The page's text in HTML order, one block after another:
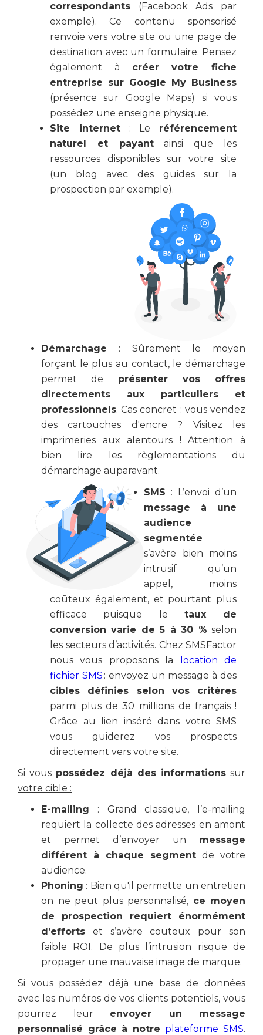
correspondants (Facebook Ads par
exemple). Ce contenu sponsorisé
renvoie vers votre site ou une page de
destination avec un formulaire. Pensez
également à créer votre fiche
entreprise sur Google My Business
(présence sur Google Maps) si vous
possédez une enseigne physique.
Site internet: Le référencement
naturel et payantainsi que les
ressources disponibles sur votre site
(un blog avec des guides sur la
prospection par exemple).
Démarchage : Sûrement le moyen
forçant le plus au contact, le démarchage
permet de présenter vos offres
directements aux particuliers et
professionnels. Cas concret : vous vendez
des cartouches d'encre ? Visitez les
imprimeries aux alentours ! Attention à
bien lire les règlementations du
démarchage auparavant.
SMS : L’envoi d’un
message à une
audience
segmentée
s’avère bien moins
intrusif qu’un
appel, moins
coûteux également, et pourtant plus
efficace puisque le taux de
conversion varie de 5 à 30 % selon
les secteurs d’activités. Chez SMSFactor
nous vous proposons la
location de
fichier SMS : envoyez un message à des
cibles définies selon vos critères
parmi plus de 30 millions de français !
Grâce au lien inséré dans votre SMS
vous guiderez vos prospects
directement vers votre site.
Si vous possédez déjà des informationssur
votre cible :
E-mailing : Grand classique, l’e-mailing
requiert la collecte des adresses en amont
et permet d’envoyer un message
différent à chaque segment de votre
audience.
Phoning : Bien qu'il permette un entretien
on ne peut plus personnalisé, ce moyen
de prospection requiert énormément
d’efforts et s’avère couteux pour son
faible ROI. De plus l’intrusion risque de
propager une mauvaise image de marque.
Si vous possédez déjà une base de données
avec les numéros de vos clients potentiels, vous
pourrez leur envoyer un message
personnalisé grâce à notre plateforme SMS.